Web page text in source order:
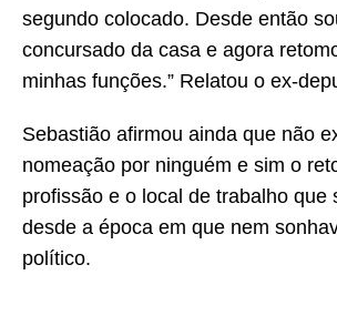
segundo colocado. Desde então
concursado da casa e agora
minhas funções.” Relatou o ex-
Sebastião afirmou ainda que não
nomeação por ninguém e sim o
profissão e o local de trabalho que
desde a época em que nem
político.